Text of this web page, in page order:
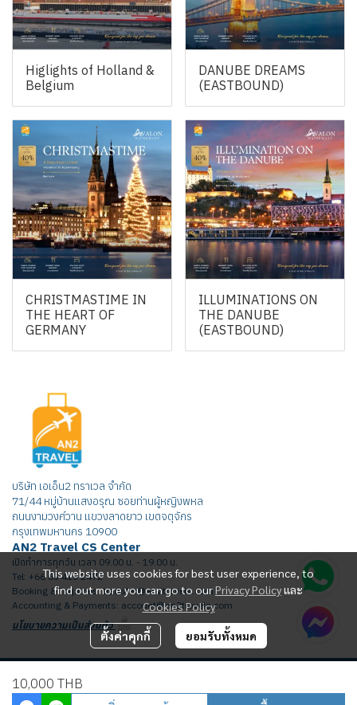
Higlights of Holland &
Belgium
DANUBE DREAMS
(EASTBOUND)
CHRISTMASTIME IN
THE HEART OF
GERMANY
ILLUMINATIONS ON
THE DANUBE
(EASTBOUND)
10,000 THB
This website uses cookies for best user experience, to
find out more you can go to ourPrivacy Policyและ
Cookies Policy
ตั้งค่าคุกกี้ ยอมรับทั้งหมด
บริษัท เอเอ็น2 ทราเวล จำกัด
71/44 หมู่บ้านแสงอรุณ ซอยท่านผู้หญิงพหล
ถนนงามวงศ์วาน แขวงลาดยาว เขตจตุจักร
กรุงเทพมหานคร 10900
AN2 Travel CS Center
เปิดทำการทุกวัน เวลา 09.00 น. - 19.00 น.
Tel: +66 65 415 2472
Booking & Inquiries: transfer@an2travels.com
Accounting & Payments: account@an2travels.com
นโยบายความเป็นส่วนตัว
ผู้เข้าชมวันนี้2,111